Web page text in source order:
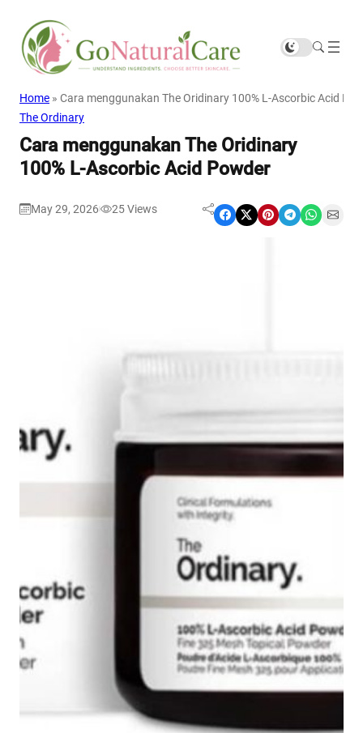
Home » Cara menggunakan The Oridinary 100% L-Ascorbic Acid
The Ordinary
Cara menggunakan The Oridinary
100% L-Ascorbic Acid Powder
May 29, 2026 25Views Share on Facebook Share on X Share on Pinterest Share on Telegram Share on WhatsApp Share on Email